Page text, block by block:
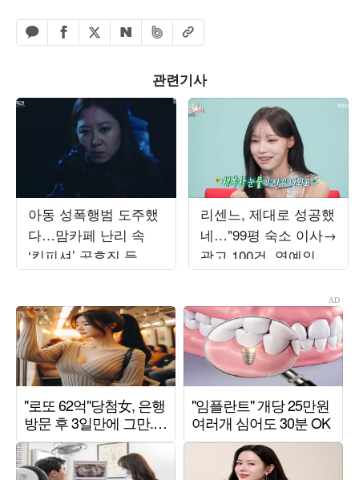
카카오톡 공유하기
페이스북 공유하기
엑스 공유하기
네이버 공유하기
밴드 공유하기
URL복사
관련기사
아동 성폭행범 도주했
다…맘카페 난리 속
‘킹피셔’ 공효진 등판
(‘유부녀 킬러’)
리센느, 제대로 성공했
네…"99평 숙소 이사→
광고 100건, 연예인병
경계" ('전참시')